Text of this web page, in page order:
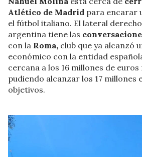
Atlético de Madrid para encarar
el fútbol italiano. El lateral
argentina tiene las
con la Roma, club que ya alcanzó
económico con la entidad
cercana a los 16 millones de euros
pudiendo alcanzar los 17 millones
objetivos.